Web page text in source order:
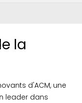
la
d'ACM, une
leader dans